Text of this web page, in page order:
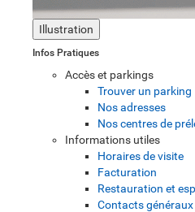
Illustration
Infos Pratiques
Accès et parkings
Trouver un parking
Nos adresses
Nos centres de
Informations utiles
Horaires de visite
Facturation
Restauration et
Contacts généraux